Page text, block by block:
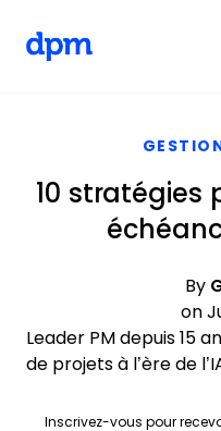
10 stratégies
By
on
Leader PM depuis 15
de projets à l’ère de
Inscrivez-vous pour